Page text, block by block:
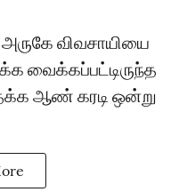
விவசாயியை
வைக்கப்பட்டிருந்த
ஆண் கரடி ஒன்று